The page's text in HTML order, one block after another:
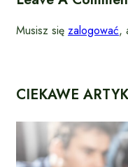
Musisz się zalogować,
CIEKAWE